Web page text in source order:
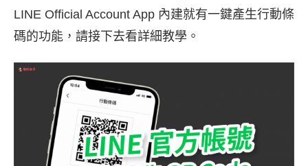
LINE Official Account App 內建就有一鍵產生行動條
碼的功能，請接下去看詳細教學。